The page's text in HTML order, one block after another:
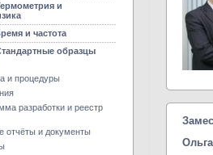
и
и частота
образцы
и процедуры
разработки и реестр
отчёты и документы